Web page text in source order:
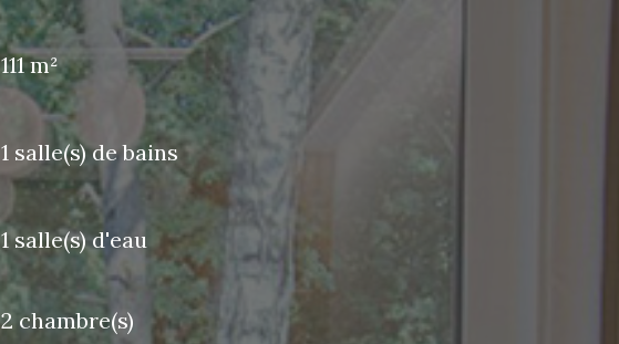
111 m²
1 salle(s) de bains
1 salle(s) d'eau
2 chambre(s)